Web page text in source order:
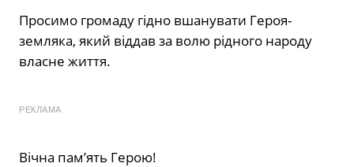
Просимо громаду гідно вшанувати Героя-
земляка, який віддав за волю рідного народу
власне життя.
РЕКЛАМА
Вічна пам’ять Герою!